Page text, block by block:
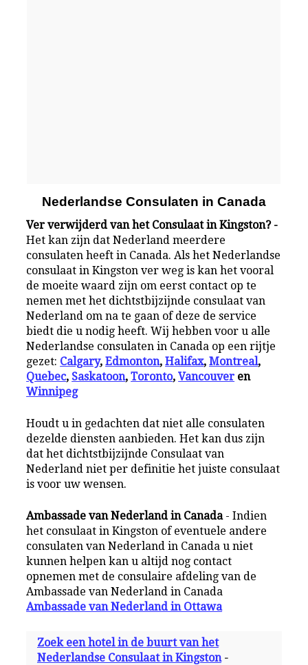
Nederlandse Consulaten in Canada
Ver verwijderd van het Consulaat in Kingston? -
Het kan zijn dat Nederland meerdere
consulaten heeft in Canada. Als het Nederlandse
consulaat in Kingston ver weg is kan het vooral
de moeite waard zijn om eerst contact op te
nemen met het dichtstbijzijnde consulaat van
Nederland om na te gaan of deze de service
biedt die u nodig heeft. Wij hebben voor u alle
Nederlandse consulaten in Canada op een rijtje
gezet: Calgary,Edmonton,Halifax,Montreal,
Quebec, Saskatoon,Toronto,Vancouver en
Winnipeg
Houdt u in gedachten dat niet alle consulaten
dezelde diensten aanbieden. Het kan dus zijn
dat het dichtstbijzijnde Consulaat van
Nederland niet per definitie het juiste consulaat
is voor uw wensen.
Ambassade van Nederland in Canada- Indien
het consulaat in Kingston of eventuele andere
consulaten van Nederland in Canada u niet
kunnen helpen kan u altijd nog contact
opnemen met de consulaire afdeling van de
Ambassade van Nederland in Canada
Ambassade van Nederland in Ottawa
Zoek een hotel in de buurt van het
Nederlandse Consulaat in Kingston-